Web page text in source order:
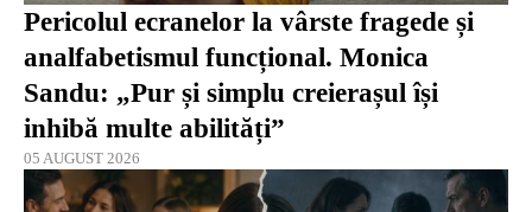
Pericolul ecranelor la vârste fragede și
analfabetismul funcțional. Monica
Sandu: „Pur și simplu creierașul își
inhibă multe abilități”
05 AUGUST 2026